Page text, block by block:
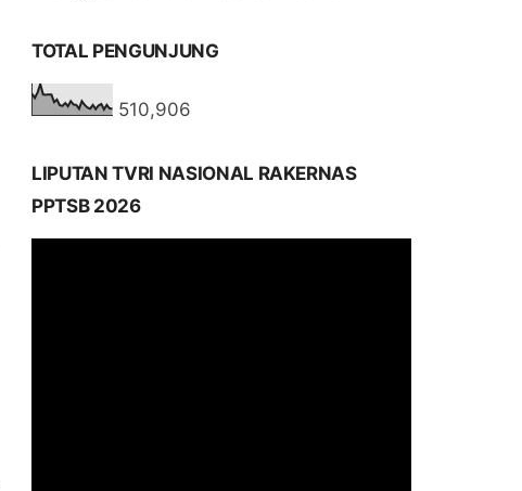
TOTAL PENGUNJUNG
510,906
LIPUTAN TVRI NASIONAL RAKERNAS
PPTSB 2026